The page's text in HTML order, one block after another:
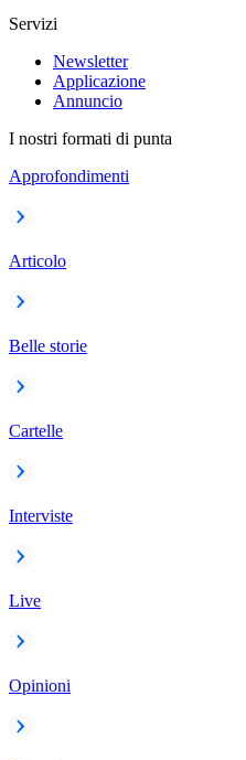
Servizi
Newsletter
Applicazione
Annuncio
I nostri formati di punta
Approfondimenti
Articolo
Belle storie
Cartelle
Interviste
Live
Opinioni